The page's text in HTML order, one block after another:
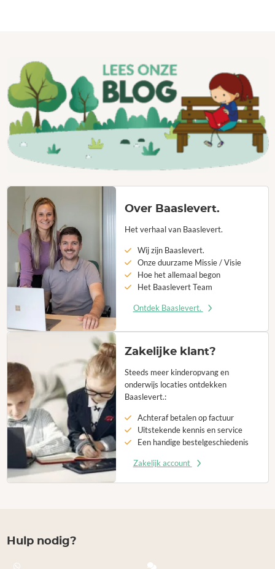
Over Baaslevert.
Het verhaal van Baaslevert.
Wij zijn Baaslevert.
Onze duurzame Missie / Visie
Hoe het allemaal begon
Het Baaslevert Team
Ontdek Baaslevert.
Zakelijke klant?
Steeds meer kinderopvang en
onderwijs locaties ontdekken
Baaslevert.:
Achteraf betalen op factuur
Uitstekende kennis en service
Een handige bestelgeschiedenis
Zakelijk account
Hulp nodig?